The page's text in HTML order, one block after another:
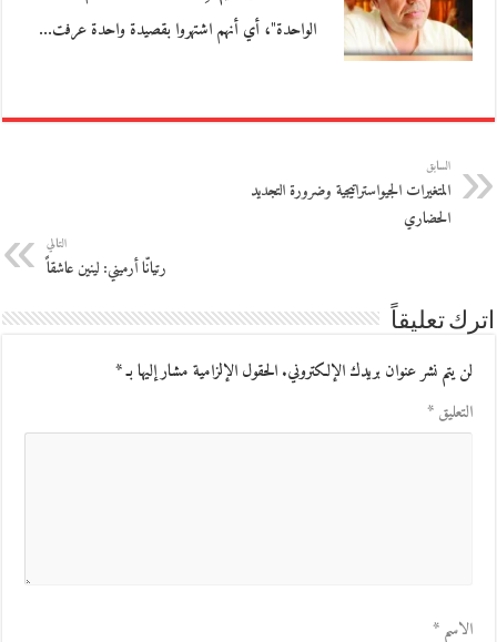
الواحدة"، أي أنهم اشتهروا بقصيدة واحدة عرفت…
السابق
المتغيرات الجيواستراتيجية وضرورة التجديد
الحضاري
التالي
رتيانّا أرميني: لينين عاشقاً
اترك تعليقاً
لن يتم نشر عنوان بريدك الإلكتروني.الحقول الإلزامية مشار إليها بـ*
التعليق*
الاسم*